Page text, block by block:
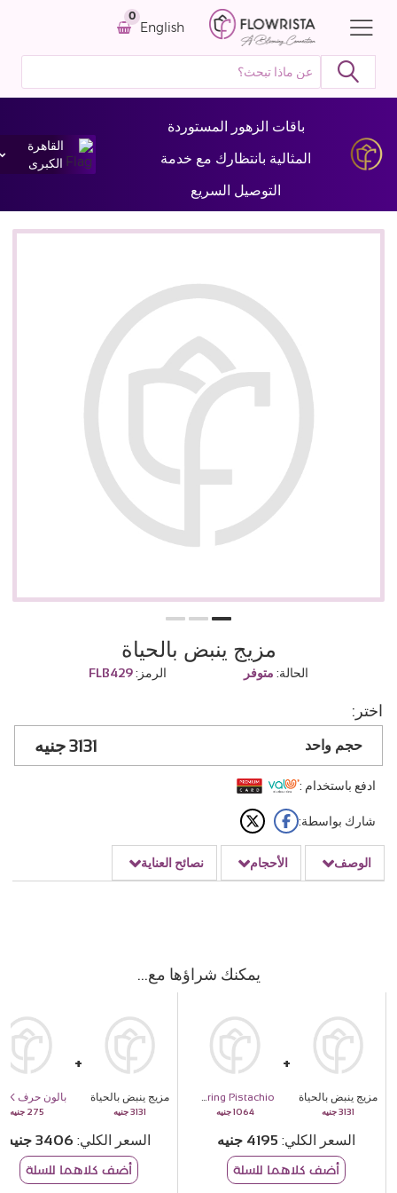
0
English
باقات الزهور المستوردة
المثالية بانتظارك مع خدمة
التوصيل السريع
القاهرة
الكبرى
مزيج ينبض بالحياة
الحالة:متوفر الرمز:FLB429
اختر:
حجم واحد 3131
ادفع باستخدام :
شارك بواسطة:
الوصف الأحجام نصائح العناية
يمكنك شراؤها مع
مزيج ينبض بالحياة
3131
Siwa Layering Pistachio
1064
السعر الكلي 4195
أضف كلاهما للسلة
مزيج ينبض بالحياة
3131
بالون حرف K
275
السعر الكلي 3406
أضف كلاهما للسلة